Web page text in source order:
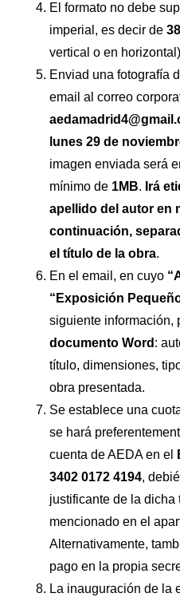
El formato no debe
imperial, es decir de
vertical o en
Enviad una fotografía
email al correo
lunes 29 de
imagen enviada será
mínimo de 1MB. Irá
apellido del autor en
continuación,
el título de la obra.
En el email, en cuyo
“Exposición
siguiente información,
documento Word :
título, dimensiones,
obra presentada.
Se establece una
se hará
cuenta de AEDA en el
3402 0172 4194,
justificante de la dicha
mencionado en el
Alternativamente,
pago en la propia
La inauguración de la